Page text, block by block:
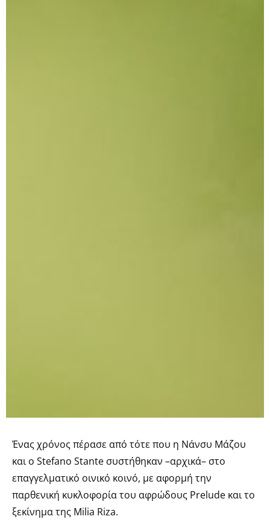
Ένας χρόνος πέρασε από τότε που η Νάνσυ Μάζου
και ο Stefano Stante συστήθηκαν –αρχικά– στο
επαγγελματικό οινικό κοινό, με αφορμή την
παρθενική κυκλοφορία του αφρώδους Prelude και το
ξεκίνημα της Milia Riza.